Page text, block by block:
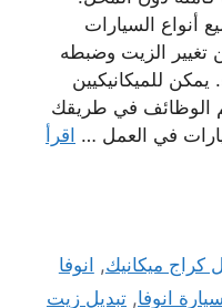
أنواع السيارات
الزيت وضبطه
للميكانيكيين
الوظائف في طريقك
في العمل … اقرأ
كراج ميكانيك, انوفا
انوفا, تبديل زيت